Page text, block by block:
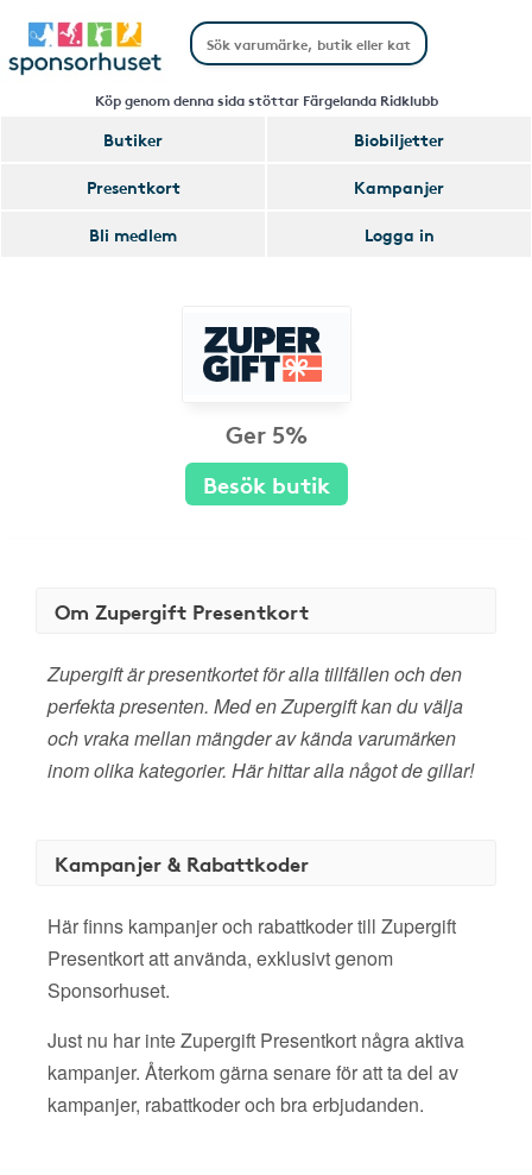
Köp genom denna sida stöttar Färgelanda Ridklubb
Butiker
Biobiljetter
Presentkort
Kampanjer
Bli medlem
Logga in
Ger 5%
Besök butik
Om Zupergift Presentkort
Zupergift är presentkortet för alla tillfällen och den
perfekta presenten. Med en Zupergift kan du välja
och vraka mellan mängder av kända varumärken
inom olika kategorier. Här hittar alla något de gillar!
Kampanjer & Rabattkoder
Här finns kampanjer och rabattkoder till Zupergift
Presentkort att använda, exklusivt genom
Sponsorhuset.
Just nu har inte Zupergift Presentkort några aktiva
kampanjer. Återkom gärna senare för att ta del av
kampanjer, rabattkoder och bra erbjudanden.